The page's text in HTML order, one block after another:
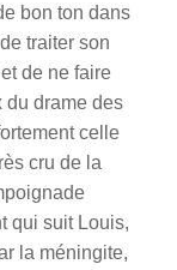
bon ton dans
traiter son
de ne faire
du drame des
celle
cru de la
qui suit Louis,
la méningite,